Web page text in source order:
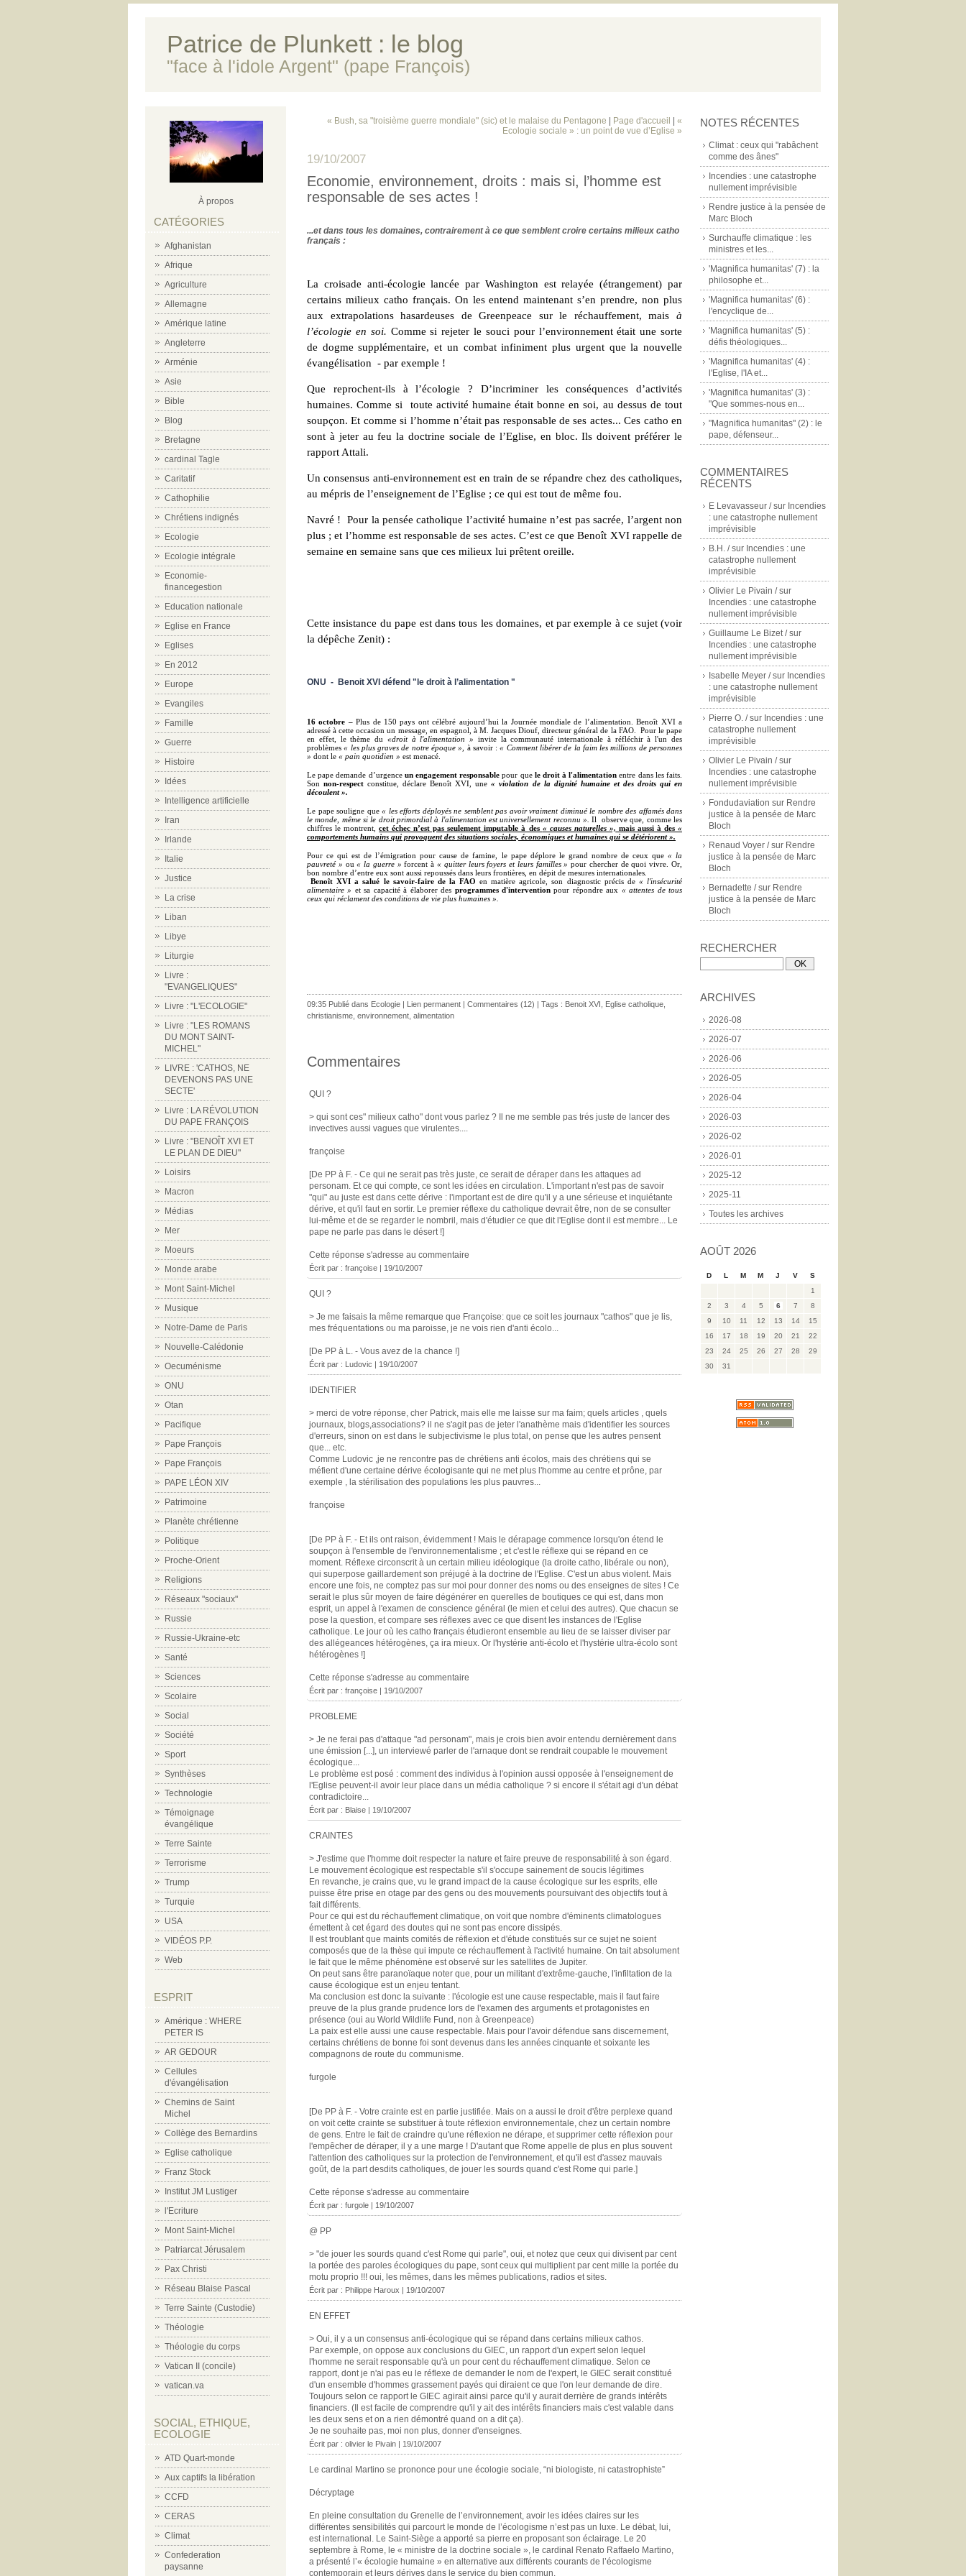
Patrice de Plunkett : le blog
"face à l'idole Argent" (pape François)
À propos
CATÉGORIES
Afghanistan
Afrique
Agriculture
Allemagne
Amérique latine
Angleterre
Arménie
Asie
Bible
Blog
Bretagne
cardinal Tagle
Caritatif
Cathophilie
Chrétiens indignés
Ecologie
Ecologie intégrale
Economie-
financegestion
Education nationale
Eglise en France
Eglises
En 2012
Europe
Evangiles
Famille
Guerre
Histoire
Idées
Intelligence artificielle
Iran
Irlande
Italie
Justice
La crise
Liban
Libye
Liturgie
Livre :
"EVANGELIQUES"
Livre : "L'ECOLOGIE"
Livre : "LES ROMANS
DU MONT SAINT-
MICHEL"
LIVRE : 'CATHOS, NE
DEVENONS PAS UNE
SECTE'
Livre : LA RÉVOLUTION
DU PAPE FRANÇOIS
Livre : "BENOÎT XVI ET
LE PLAN DE DIEU"
Loisirs
Macron
Médias
Mer
Moeurs
Monde arabe
Mont Saint-Michel
Musique
Notre-Dame de Paris
Nouvelle-Calédonie
Oecuménisme
ONU
Otan
Pacifique
Pape François
Pape François
PAPE LÉON XIV
Patrimoine
Planète chrétienne
Politique
Proche-Orient
Religions
Réseaux "sociaux"
Russie
Russie-Ukraine-etc
Santé
Sciences
Scolaire
Social
Société
Sport
Synthèses
Technologie
Témoignage
évangélique
Terre Sainte
Terrorisme
Trump
Turquie
USA
VIDÉOS P.P.
Web
ESPRIT
Amérique : WHERE
PETER IS
AR GEDOUR
Cellules
d'évangélisation
Chemins de Saint
Michel
Collège des Bernardins
Eglise catholique
Franz Stock
Institut JM Lustiger
l'Ecriture
Mont Saint-Michel
Patriarcat Jérusalem
Pax Christi
Réseau Blaise Pascal
Terre Sainte (Custodie)
Théologie
Théologie du corps
Vatican II (concile)
vatican.va
SOCIAL, ETHIQUE,
ECOLOGIE
ATD Quart-monde
Aux captifs la libération
CCFD
CERAS
Climat
Confederation
paysanne
NOTES RÉCENTES
Climat : ceux qui "rabâchent
comme des ânes"
Incendies : une catastrophe
nullement imprévisible
Rendre justice à la pensée de
Marc Bloch
Surchauffe climatique : les
ministres et les...
'Magnifica humanitas' (7) : la
philosophe et...
'Magnifica humanitas' (6) :
l'encyclique de...
'Magnifica humanitas' (5) :
défis théologiques...
'Magnifica humanitas' (4) :
l'Eglise, l'IA et...
'Magnifica humanitas' (3) :
"Que sommes-nous en...
"Magnifica humanitas" (2) : le
pape, défenseur...
COMMENTAIRES
RÉCENTS
E Levavasseur /sur Incendies
: une catastrophe nullement
imprévisible
B.H. /sur Incendies : une
catastrophe nullement
imprévisible
Olivier Le Pivain /sur
Incendies : une catastrophe
nullement imprévisible
Guillaume Le Bizet /sur
Incendies : une catastrophe
nullement imprévisible
Isabelle Meyer /sur Incendies
: une catastrophe nullement
imprévisible
Pierre O. /sur Incendies : une
catastrophe nullement
imprévisible
Olivier Le Pivain /sur
Incendies : une catastrophe
nullement imprévisible
Fondudaviation sur Rendre
justice à la pensée de Marc
Bloch
Renaud Voyer /sur Rendre
justice à la pensée de Marc
Bloch
Bernadette /sur Rendre
justice à la pensée de Marc
Bloch
RECHERCHER
ARCHIVES
2026-08
2026-07
2026-06
2026-05
2026-04
2026-03
2026-02
2026-01
2025-12
2025-11
Toutes les archives
AOÛT 2026
D L M M J V
S
1
2
3 4 5 6 7
8
9
10 11 12 13 14
15
16
17 18 19 20 21
22
23
24 25 26 27 28
29
30
31
« Bush, sa "troisième guerre mondiale" (sic) et le malaise du Pentagone Page d'accueil
«
Ecologie sociale » : un point de vue d’Eglise »
19/10/2007
Economie, environnement, droits : mais si, l’homme est
responsable de ses actes !
...et dans tous les domaines, contrairement à ce que semblent croire certains milieux catho
français :
La croisade anti-écologie lancée par Washington est relayée (étrangement) par
certains milieux catho français. On les entend maintenant s’en prendre, non plus
aux extrapolations hasardeuses de Greenpeace sur le réchauffement, mais à
l’écologie en soi. Comme si rejeter le souci pour l’environnement était une sorte
de dogme supplémentaire, et un combat infiniment plus urgent que la nouvelle
évangélisation - par exemple !
Que reprochent-ils à l’écologie ? D’incriminer les conséquences d’activités
humaines. Comme si
toute activité humaine était bonne en soi, au dessus de tout
soupçon. Et comme si l’homme n’était pas responsable de ses actes... Ces catho en
sont à jeter au feu la doctrine sociale de l’Eglise, en bloc. Ils doivent préférer le
rapport Attali.
Un consensus anti-environnement est en train de se répandre chez des catholiques,
au mépris de l’enseignement de l’Eglise ; ce qui est tout de même fou.
Navré !
Pour la pensée catholique l’activité humaine n’est pas sacrée, l’argent non
plus ; et l’homme est responsable de ses actes. C’est ce que Benoît XVI rappelle de
semaine en semaine sans que ces milieux lui prêtent oreille.
Cette insistance du pape est dans tous les domaines, et par exemple à ce sujet (voir
la dépêche Zenit) :
ONU - Benoit XVI défend "le droit à l’alimentation "
16 octobre –Plus de 150 pays ont célébré aujourd’hui la Journée mondiale de l’alimentation. Benoît XVI a
adresséà cette occasion un message, en espagnol, à M. Jacques Diouf, directeur général de la FAO.
Pour le pape
en effet, le thème du «droit à l'alimentation » invite la communauté internationale à réfléchir à l'un des
problèmes« les plus graves de notre époque », à savoir :« Comment libérer de la faim les millions de personnes
» dont le « pain quotidien » est menacé.
Le pape demande d’urgence un engagement responsable pour que le droit à l'alimentation entre dans les faits.
Sonnon-respect constitue, déclare Benoît XVI, une« violation de la dignité humaine et des droits qui en
découlent ».
Le pape souligne que « les efforts déployés ne semblent pas avoir vraiment diminué le nombre des affamés dans
le monde, même si le droit primordial à l'alimentation est universellement reconnu ». Il observe que, comme les
chiffres le montrent,cet échec n’est pas seulement imputable à des « causes naturelles », mais aussi à des«
comportements humains qui provoquent des situations sociales, économiques et humaines qui se détériorent ».
Pour ce qui est de l’émigration pour cause de famine, le pape déplore le grand nombre de ceux que « la
pauvreté » ou« la guerre » forcent à « quitter leurs foyers et leurs familles » pour chercher de quoi vivre. Or,
bon nombre d’entre eux sont aussi repoussés dans leurs frontières, en dépit de mesures internationales.
Benoît XVI a salué le savoir-faire de la FAO en matière agricole, son diagnostic précis de « l'insécurité
alimentaire » et sa capacité à élaborer des programmes d'interventionpour répondre aux « attentes de tous
ceux qui réclament des conditions de vie plus humaines ».
09:35 Publié dans Ecologie | Lien permanent | Commentaires (12) | Tags : Benoit XVI Eglise catholique
christianisme environnement alimentation
Commentaires
QUI ?
> qui sont ces" milieux catho" dont vous parlez ? Il ne me semble pas trés juste de lancer des
invectives aussi vagues que virulentes....
françoise
[De PP à F. - Ce qui ne serait pas très juste, ce serait de déraper dans les attaques ad
personam. Et ce qui compte, ce sont les idées en circulation. L'important n'est pas de savoir
"qui" au juste est dans cette dérive : l'important est de dire qu'il y a une sérieuse et inquiétante
dérive, et qu'il faut en sortir. Le premier réflexe du catholique devrait être, non de se consulter
lui-même et de se regarder le nombril, mais d'étudier ce que dit l'Eglise dont il est membre... Le
pape ne parle pas dans le désert !]
Cette réponse s'adresse au commentaire
Écrit par : françoise | 19/10/2007
QUI ?
> Je me faisais la même remarque que Françoise: que ce soit les journaux "cathos" que je lis,
mes fréquentations ou ma paroisse, je ne vois rien d'anti écolo...
[De PP à L. - Vous avez de la chance !]
Écrit par : Ludovic | 19/10/2007
IDENTIFIER
> merci de votre réponse, cher Patrick, mais elle me laisse sur ma faim; quels articles , quels
journaux, blogs,associations? il ne s'agit pas de jeter l'anathème mais d'identifier les sources
d'erreurs, sinon on est dans le subjectivisme le plus total, on pense que les autres pensent
que... etc.
Comme Ludovic ,je ne rencontre pas de chrétiens anti écolos, mais des chrétiens qui se
méfient d'une certaine dérive écologisante qui ne met plus l'homme au centre et prône, par
exemple , la stérilisation des populations les plus pauvres...
françoise
[De PP à F. - Et ils ont raison, évidemment ! Mais le dérapage commence lorsqu'on étend le
soupçon à l'ensemble de l'environnementalisme ; et c'est le réflexe qui se répand en ce
moment. Réflexe circonscrit à un certain milieu idéologique (la droite catho, libérale ou non),
qui superpose gaillardement son préjugé à la doctrine de l'Eglise. C'est un abus violent. Mais
encore une fois, ne comptez pas sur moi pour donner des noms ou des enseignes de sites ! Ce
serait le plus sûr moyen de faire dégénérer en querelles de boutiques ce qui est, dans mon
esprit, un appel à l'examen de conscience général (le mien et celui des autres). Que chacun se
pose la question, et compare ses réflexes avec ce que disent les instances de l'Eglise
catholique. Le jour où les catho français étudieront ensemble au lieu de se laisser diviser par
des allégeances hétérogènes, ça ira mieux. Or l'hystérie anti-écolo et l'hystérie ultra-écolo sont
hétérogènes !]
Cette réponse s'adresse au commentaire
Écrit par : françoise | 19/10/2007
PROBLEME
> Je ne ferai pas d'attaque "ad personam", mais je crois bien avoir entendu dernièrement dans
une émission [...], un interviewé parler de l'arnaque dont se rendrait coupable le mouvement
écologique...
Le problème est posé : comment des individus à l'opinion aussi opposée à l'enseignement de
l'Eglise peuvent-il avoir leur place dans un média catholique ? si encore il s'était agi d'un débat
contradictoire...
Écrit par : Blaise | 19/10/2007
CRAINTES
> J'estime que l'homme doit respecter la nature et faire preuve de responsabilité à son égard.
Le mouvement écologique est respectable s'il s'occupe sainement de soucis légitimes
En revanche, je crains que, vu le grand impact de la cause écologique sur les esprits, elle
puisse être prise en otage par des gens ou des mouvements poursuivant des objectifs tout à
fait différents.
Pour ce qui est du réchauffement climatique, on voit que nombre d'éminents climatologues
émettent à cet égard des doutes qui ne sont pas encore dissipés.
Il est troublant que maints comités de réflexion et d'étude constitués sur ce sujet ne soient
composés que de la thèse qui impute ce réchauffement à l'activité humaine. On tait absolument
le fait que le même phénomène est observé sur les satellites de Jupiter.
On peut sans être paranoïaque noter que, pour un militant d'extrême-gauche, l'infiltation de la
cause écologique est un enjeu tentant.
Ma conclusion est donc la suivante : l'écologie est une cause respectable, mais il faut faire
preuve de la plus grande prudence lors de l'examen des arguments et protagonistes en
présence (oui au World Wildlife Fund, non à Greenpeace)
La paix est elle aussi une cause respectable. Mais pour l'avoir défendue sans discernement,
certains chrétiens de bonne foi sont devenus dans les années cinquante et soixante les
compagnons de route du communisme.
furgole
[De PP à F. - Votre crainte est en partie justifiée. Mais on a aussi le droit d'être perplexe quand
on voit cette crainte se substituer à toute réflexion environnementale, chez un certain nombre
de gens. Entre le fait de craindre qu'une réflexion ne dérape, et supprimer cette réflexion pour
l'empêcher de déraper, il y a une marge ! D'autant que Rome appelle de plus en plus souvent
l'attention des catholiques sur la protection de l'environnement, et qu'il est d'assez mauvais
goût, de la part desdits catholiques, de jouer les sourds quand c'est Rome qui parle.]
Cette réponse s'adresse au commentaire
Écrit par : furgole | 19/10/2007
@ PP
> "de jouer les sourds quand c'est Rome qui parle", oui, et notez que ceux qui divisent par cent
la portée des paroles écologiques du pape, sont ceux qui multiplient par cent mille la portée du
motu proprio !!! oui, les mêmes, dans les mêmes publications, radios et sites.
Écrit par : Philippe Haroux | 19/10/2007
EN EFFET
> Oui, il y a un consensus anti-écologique qui se répand dans certains milieux cathos.
Par exemple, on oppose aux conclusions du GIEC, un rapport d'un expert selon lequel
l'homme ne serait responsable qu'à un pour cent du réchauffement climatique. Selon ce
rapport, dont je n'ai pas eu le réflexe de demander le nom de l'expert, le GIEC serait constitué
d'un ensemble d'hommes grassement payés qui diraient ce que l'on leur demande de dire.
Toujours selon ce rapport le GIEC agirait ainsi parce qu'il y aurait derrière de grands intérêts
financiers. (Il est facile de comprendre qu'il y ait des intérêts financiers mais c'est valable dans
les deux sens et on a rien démontré quand on a dit ça).
Je ne souhaite pas, moi non plus, donner d'enseignes.
Écrit par : olivier le Pivain | 19/10/2007
Le cardinal Martino se prononce pour une écologie sociale, “ni biologiste, ni catastrophiste”
Décryptage
En pleine consultation du Grenelle de l’environnement, avoir les idées claires sur les
différentes sensibilités qui parcourt le monde de l’écologisme n’est pas un luxe. Le débat, lui,
est international. Le Saint-Siège a apporté sa pierre en proposant son éclairage. Le 20
septembre à Rome, le « ministre de la doctrine sociale », le cardinal Renato Raffaelo Martino,
a présenté l’« écologie humaine » en alternative aux différents courants de l’écologisme
contemporain et leurs dérives dans le service du bien commun.